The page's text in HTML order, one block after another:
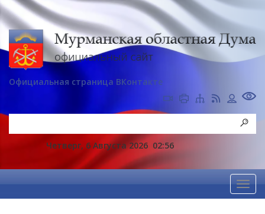
Официальная страница ВКонтакте
Четверг, 6 Августа 2026 02:56